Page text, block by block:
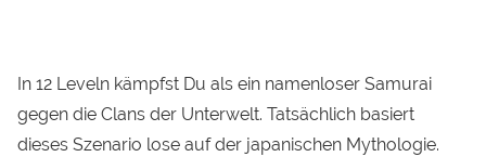
In 12 Leveln kämpfst Du als ein namenloser Samurai
gegen die Clans der Unterwelt. Tatsächlich basiert
dieses Szenario lose auf der japanischen Mythologie.